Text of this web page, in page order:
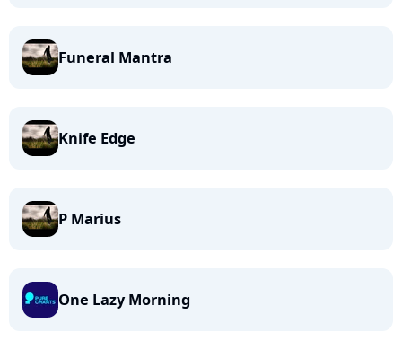
Funeral Mantra
Knife Edge
P Marius
One Lazy Morning